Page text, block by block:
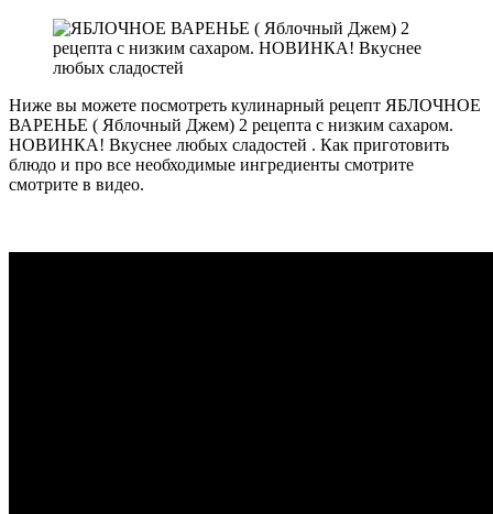
Ниже вы можете посмотреть кулинарный рецепт ЯБЛОЧНОЕ
ВАРЕНЬЕ ( Яблочный Джем) 2 рецепта с низким сахаром.
НОВИНКА! Вкуснее любых сладостей . Как приготовить
блюдо и про все необходимые ингредиенты смотрите
смотрите в видео.